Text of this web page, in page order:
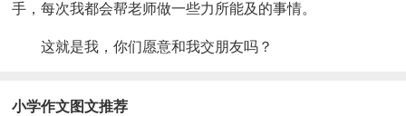
手，每次我都会帮老师做一些力所能及的事情。
这就是我，你们愿意和我交朋友吗？
小学作文图文推荐